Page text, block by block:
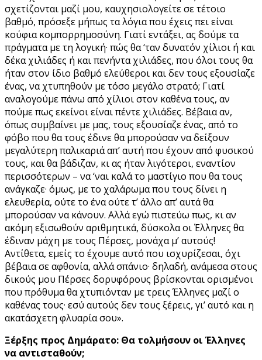
σχετίζονται μαζί μου, καυχησιολογείτε σε τέτοιο
βαθμό, πρόσεξε μήπως τα λόγια που έχεις πει είναι
κούφια κομπορρημοσύνη. Γιατί εντάξει, ας δούμε τα
πράγματα με τη λογική· πώς θα ‘ταν δυνατόν χίλιοι ή και
δέκα χιλιάδες ή και πενήντα χιλιάδες, που όλοι τους θα
ήταν στον ίδιο βαθμό ελεύθεροι και δεν τους εξουσίαζε
ένας, να χτυπηθούν με τόσο μεγάλο στρατό; Γιατί
αναλογούμε πάνω από χίλιοι στον καθένα τους, αν
πούμε πως εκείνοι είναι πέντε χιλιάδες. Bέβαια αν,
όπως συμβαίνει με μας, τους εξουσίαζε ένας, από το
φόβο που θα τους έδινε θα μπορούσαν να δείξουν
μεγαλύτερη παλικαριά απ’ αυτή που έχουν από φυσικού
τους, και θα βάδιζαν, κι ας ήταν λιγότεροι, εναντίον
περισσότερων – να ‘ναι καλά το μαστίγιο που θα τους
ανάγκαζε· όμως, με το χαλάρωμα που τους δίνει η
ελευθερία, ούτε το ένα ούτε τ’ άλλο απ’ αυτά θα
μπορούσαν να κάνουν. Αλλά εγώ πιστεύω πως, κι αν
ακόμη εξισωθούν αριθμητικά, δύσκολα οι Έλληνες θα
έδιναν μάχη με τους Πέρσες, μονάχα μ’ αυτούς!
Αντίθετα, εμείς το έχουμε αυτό που ισχυρίζεσαι, όχι
βέβαια σε αφθονία, αλλά σπάνιο· δηλαδή, ανάμεσα στους
δικούς μου Πέρσες δορυφόρους βρίσκονται ορισμένοι
που πρόθυμα θα χτυπιόνταν με τρεις Έλληνες μαζί ο
καθένας τους· εσύ αυτούς δεν τους ξέρεις, γι’ αυτό και η
ακατάσχετη φλυαρία σου».
Ξέρξης προς Δημάρατο: Θα τολμήσουν οι Έλληνες
να αντισταθούν;